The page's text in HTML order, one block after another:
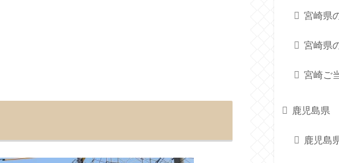
宮崎県
宮崎県
宮崎ご
鹿児島県
鹿児島